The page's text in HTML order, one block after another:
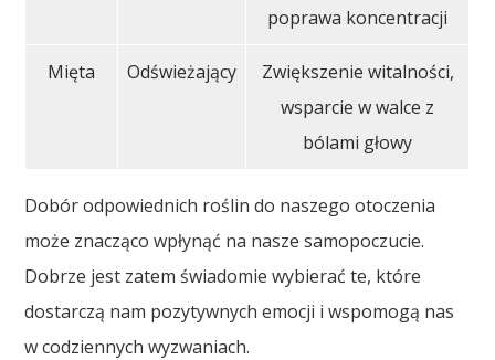
poprawa koncentracji
Mięta Odświeżający
Zwiększenie witalności,
wsparcie w walce z
bólami głowy
Dobór odpowiednich roślin do naszego otoczenia
może znacząco wpłynąć na nasze samopoczucie.
Dobrze jest zatem świadomie wybierać te, które
dostarczą nam pozytywnych emocji i wspomogą nas
w codziennych wyzwaniach.